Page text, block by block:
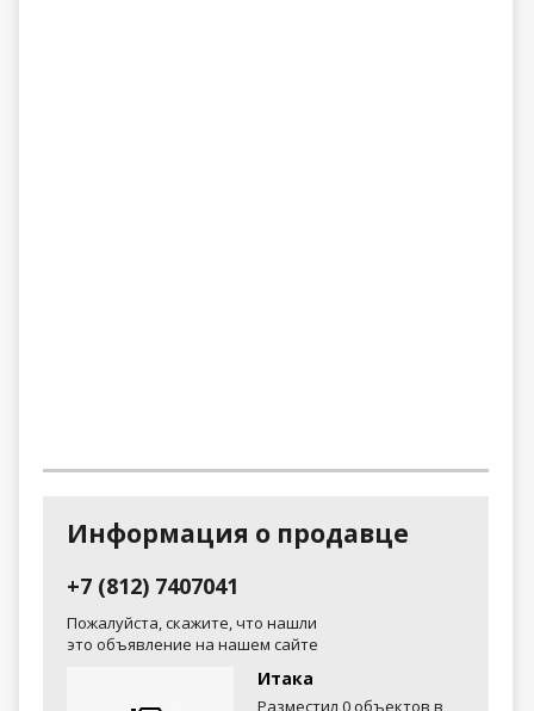
Информация о продавце
+7 (812) 7407041
Пожалуйста, скажите, что нашли
это объявление на нашем сайте
Итака
Разместил 0 объектов в